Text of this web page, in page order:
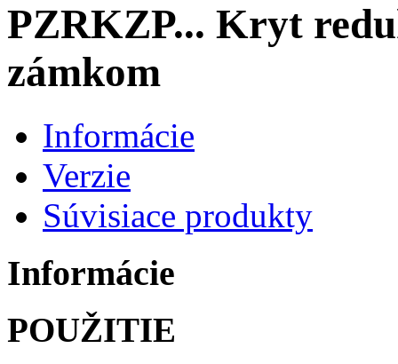
PZRKZP... Kryt
zámkom
Informácie
Verzie
Súvisiace produkty
Informácie
POUŽITIE